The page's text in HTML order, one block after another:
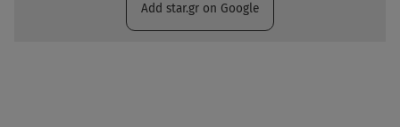
Add star.gr on Google